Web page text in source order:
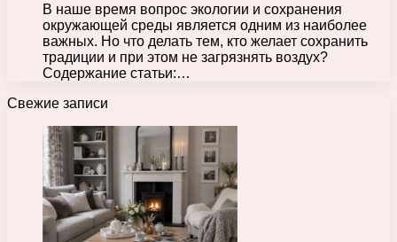
В наше время вопрос экологии и сохранения
окружающей среды является одним из наиболее
важных. Но что делать тем, кто желает сохранить
традиции и при этом не загрязнять воздух?
Содержание статьи:…
Свежие записи